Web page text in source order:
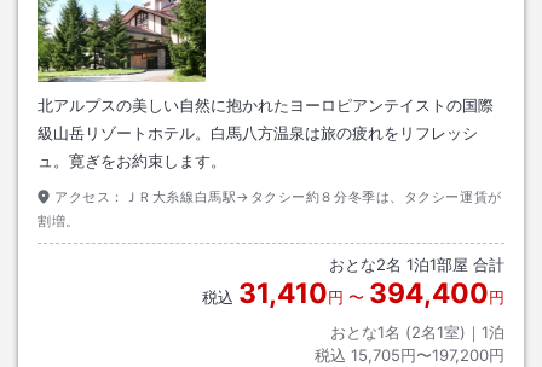
北アルプスの美しい自然に抱かれたヨーロピアンテイストの国際
級山岳リゾートホテル。白馬八方温泉は旅の疲れをリフレッシ
ュ。寛ぎをお約束します。
アクセス：
ＪＲ大糸線白馬駅→タクシー約８分冬季は、タクシー運賃が
割増。
おとな2名 1泊1部屋 合計
税込 31,410円 〜 394,400円
おとな1名 (2名1室)｜ 1泊
税込 15,705円〜197,200円